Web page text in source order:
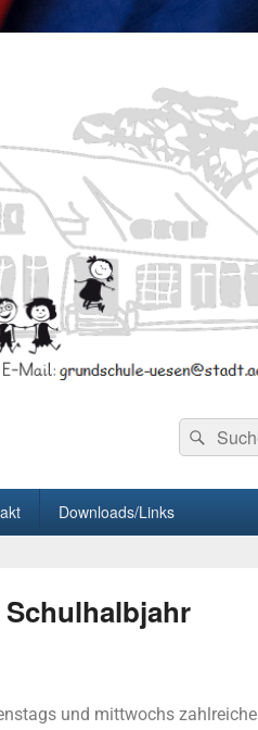
Downloads/Links
Schulhalbjahr
und mittwochs zahlreiche